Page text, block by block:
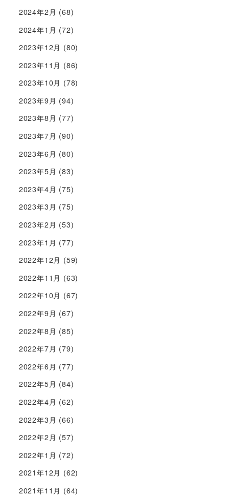
2024年2月 (68)
2024年1月 (72)
2023年12月 (80)
2023年11月 (86)
2023年10月 (78)
2023年9月 (94)
2023年8月 (77)
2023年7月 (90)
2023年6月 (80)
2023年5月 (83)
2023年4月 (75)
2023年3月 (75)
2023年2月 (53)
2023年1月 (77)
2022年12月 (59)
2022年11月 (63)
2022年10月 (67)
2022年9月 (67)
2022年8月 (85)
2022年7月 (79)
2022年6月 (77)
2022年5月 (84)
2022年4月 (62)
2022年3月 (66)
2022年2月 (57)
2022年1月 (72)
2021年12月 (62)
2021年11月 (64)